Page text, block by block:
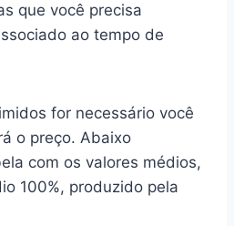
que você precisa
ao tempo de
for necessário você
o preço. Abaixo
com os valores médios,
100%, produzido pela